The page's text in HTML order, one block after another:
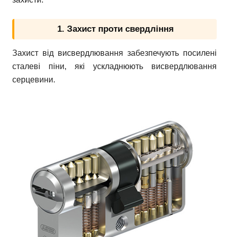
1. Захист проти свердління
Захист від висвердлювання забезпечують посилені
сталеві піни, які ускладнюють висвердлювання
серцевини.